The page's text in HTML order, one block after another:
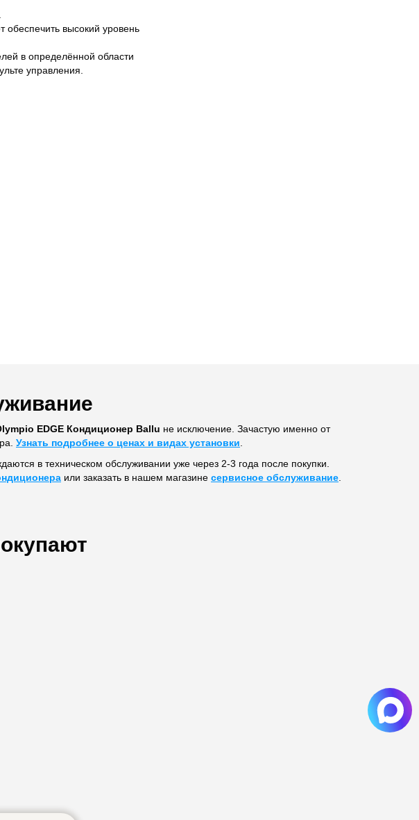
обеспечить высокий уровень
в определённой области
управления.
EDGE Кондиционер Ballu не исключение. Зачастую именно от
Узнать подробнее о ценах и видах установки
в техническом обслуживании уже через 2-3 года после покупки.
или заказать в нашем магазине сервисное обслуживание